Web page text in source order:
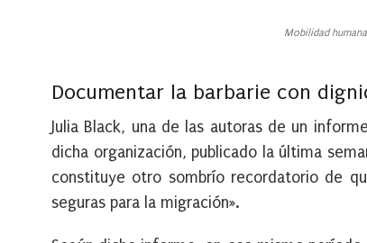
Mobilidad
Documentar la barbarie con
Julia Black, una de las autoras de un
dicha organización, publicado la última
constituye otro sombrío recordatorio de
seguras para la migración».